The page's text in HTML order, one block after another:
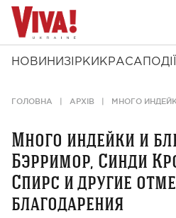
НОВИНИ ЗІРКИ КРАСА ПОДІЇ
ГОЛОВНА АРХІВ МНОГО
Много индейки и
Бэрримор, Синди
Спирс и другие
благодарения